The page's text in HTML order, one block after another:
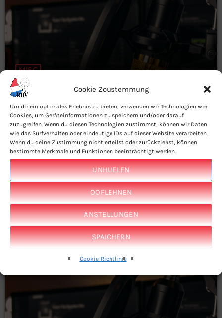
Cookie Zoustemmung
Um dir ein optimales Erlebnis zu bieten, verwenden wir Technologien wie
Cookies, um Geräteinformationen zu speichern und/oder darauf
zuzugreifen. Wenn du diesen Technologien zustimmst, können wir Daten
wie das Surfverhalten oder eindeutige IDs auf dieser Website verarbeiten.
Wenn du deine Zustimmung nicht erteilst oder zurückziehst, können
bestimmte Merkmale und Funktionen beeinträchtigt werden.
UNHUELEN
OOFLEHNEN
ANSTELLUNGEN
SPAICHERN
Cookie-Richtlinie
MISC
Non Stop RBV
15:30 - 16:00
MISC
Eliza
16:00 - 18:00